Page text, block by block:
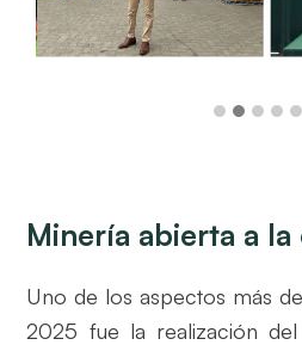
Minería abierta a la
Uno de los aspectos más
2025 fue la realización del